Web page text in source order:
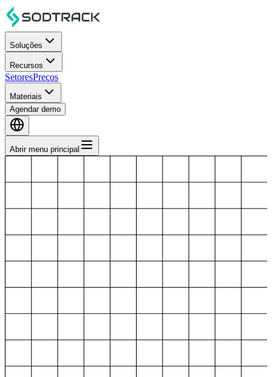
Soluções
Recursos
SetoresPreços
Materiais
Agendar demo
Abrir menu principal